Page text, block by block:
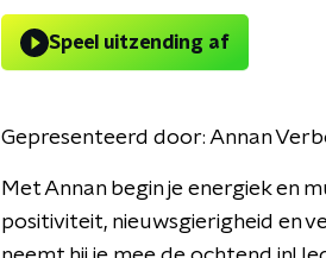
Speel uitzending af
Gepresenteerd door: Annan
Met Annan begin je energiek en
positiviteit, nieuwsgierigheid en